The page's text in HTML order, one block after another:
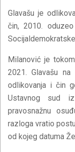
Glavašu je
čin, 2010.
Milanović je
2021. Glavašu
odlikovanja i čin
Ustavnog sud
pravosnažnu
razloga vratio
od kojeg datuma